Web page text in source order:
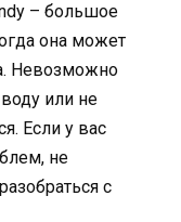
– большое
она может
Невозможно
или не
Если у вас
не
с